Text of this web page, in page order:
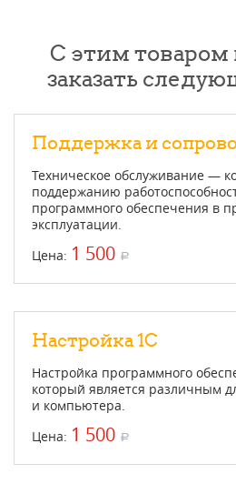
С этим
заказать
Поддержка и
Техническое обслуживание —
поддержанию
программного обеспечения в
эксплуатации.
Цена: 1 500 a
Настройка 1С
Настройка программного
который является различным
и компьютера.
Цена: 1 500 a